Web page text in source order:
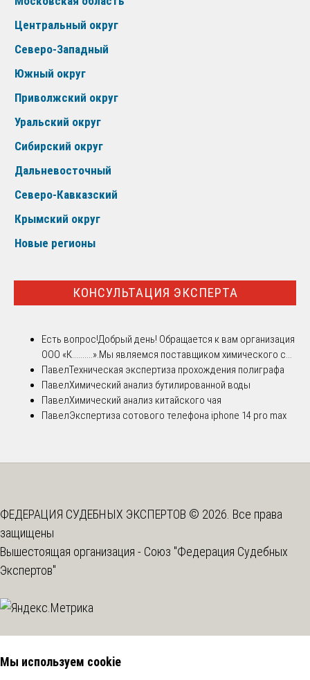
Центральный округ
Северо-Западный
Южный округ
Приволжский округ
Уральский округ
Сибирский округ
Дальневосточный
Северо-Кавказский
Крымский округ
Новые регионы
КОНСУЛЬТАЦИЯ ЭКСПЕРТА
Есть вопрос!Добрый день! Обращается к вам организация
ООО «К..........».Мы являемся поставщиком химического с...
ПавелТехническая экспертиза прохождения полиграфа
ПавелХимический анализ бутилированной воды
ПавелХимический анализ китайского чая
ПавелЭкспертиза сотового телефона iphone 14 pro max
ФЕДЕРАЦИЯ СУДЕБНЫХ ЭКСПЕРТОВ © 2026. Все права
защищены
Вышестоящая организация - Союз "Федерация Судебных
Экспертов"
Мы используем cookie